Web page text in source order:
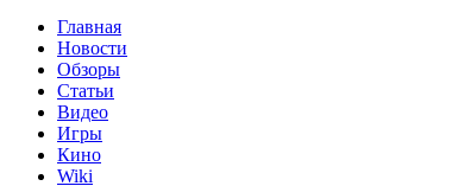
Главная
Новости
Обзоры
Статьи
Видео
Игры
Кино
Wiki